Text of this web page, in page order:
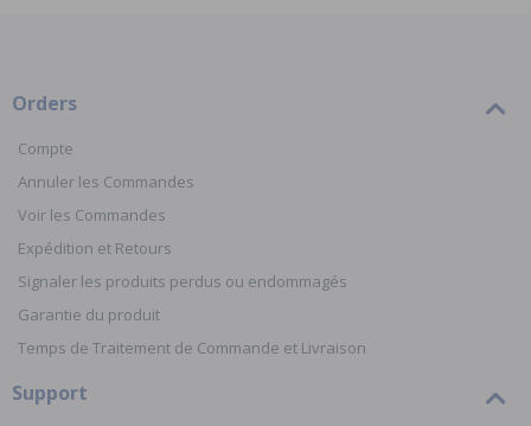
Orders
Compte
Annuler les Commandes
Voir les Commandes
Expédition et Retours
Signaler les produits perdus ou endommagés
Garantie du produit
Temps de Traitement de Commande et Livraison
Support